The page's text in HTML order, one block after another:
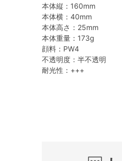
本体縦：160mm
本体横：40mm
本体高さ：25mm
本体重量：173g
顔料：PW4
不透明度：半不透明
耐光性：+++